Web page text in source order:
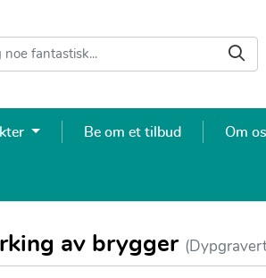
Be om et tilbud Om
av brygger